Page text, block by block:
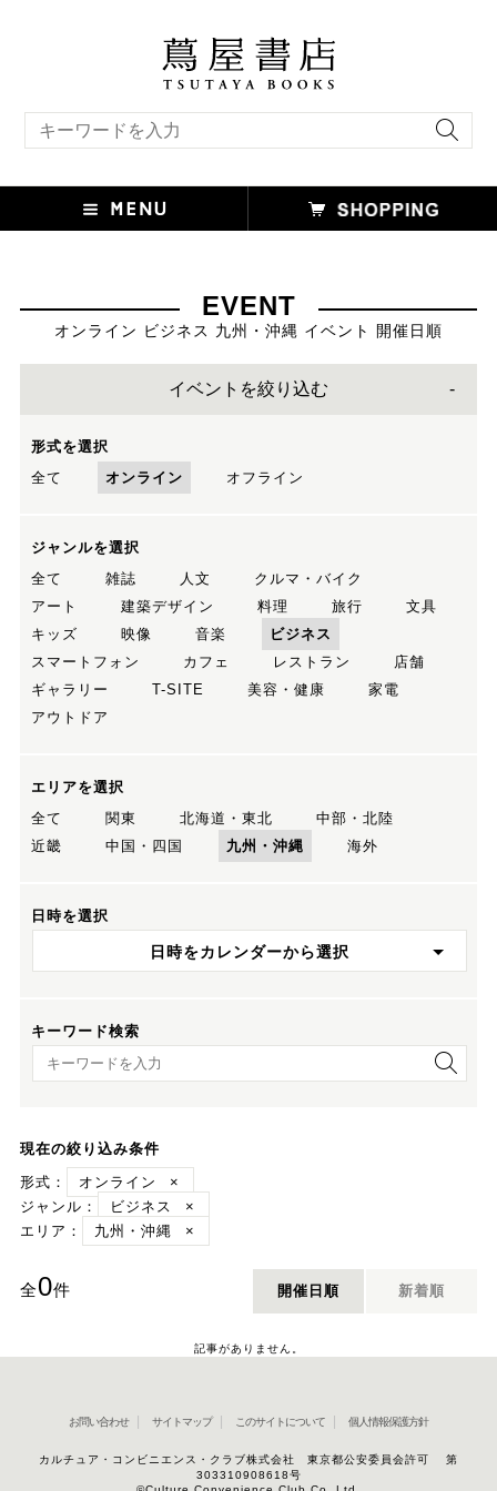
EVENT
オンライン ビジネス 九州・沖縄 イベント 開催日順
イベントを絞り込む
形式を選択
全て
オンライン オフライン
ジャンルを選択
全て
雑誌 人文
クルマ・バイク
アート
建築デザイン 料理 旅行
文具
キッズ
映像 音楽
ビジネス
スマートフォン
カフェ レストラン
店舗
ギャラリー
T-SITE 美容・健康
家電
アウトドア
エリアを選択
全て
関東 北海道・東北
中部・北陸
近畿
中国・四国 九州・沖縄 海外
日時を選択
日時をカレンダーから選択
キーワード検索
キーワード検索
現在の絞り込み条件
形式：
オンライン
×
ジャンル：
ビジネス
×
エリア：
九州・沖縄 ×
全0件 開催日順 新着順
記事がありません。
お問い合わせ サイトマップ このサイトについて 個人情報保護方針
カルチュア・コンビニエンス・クラブ株式会社 東京都公安委員会許可 第
303310908618号